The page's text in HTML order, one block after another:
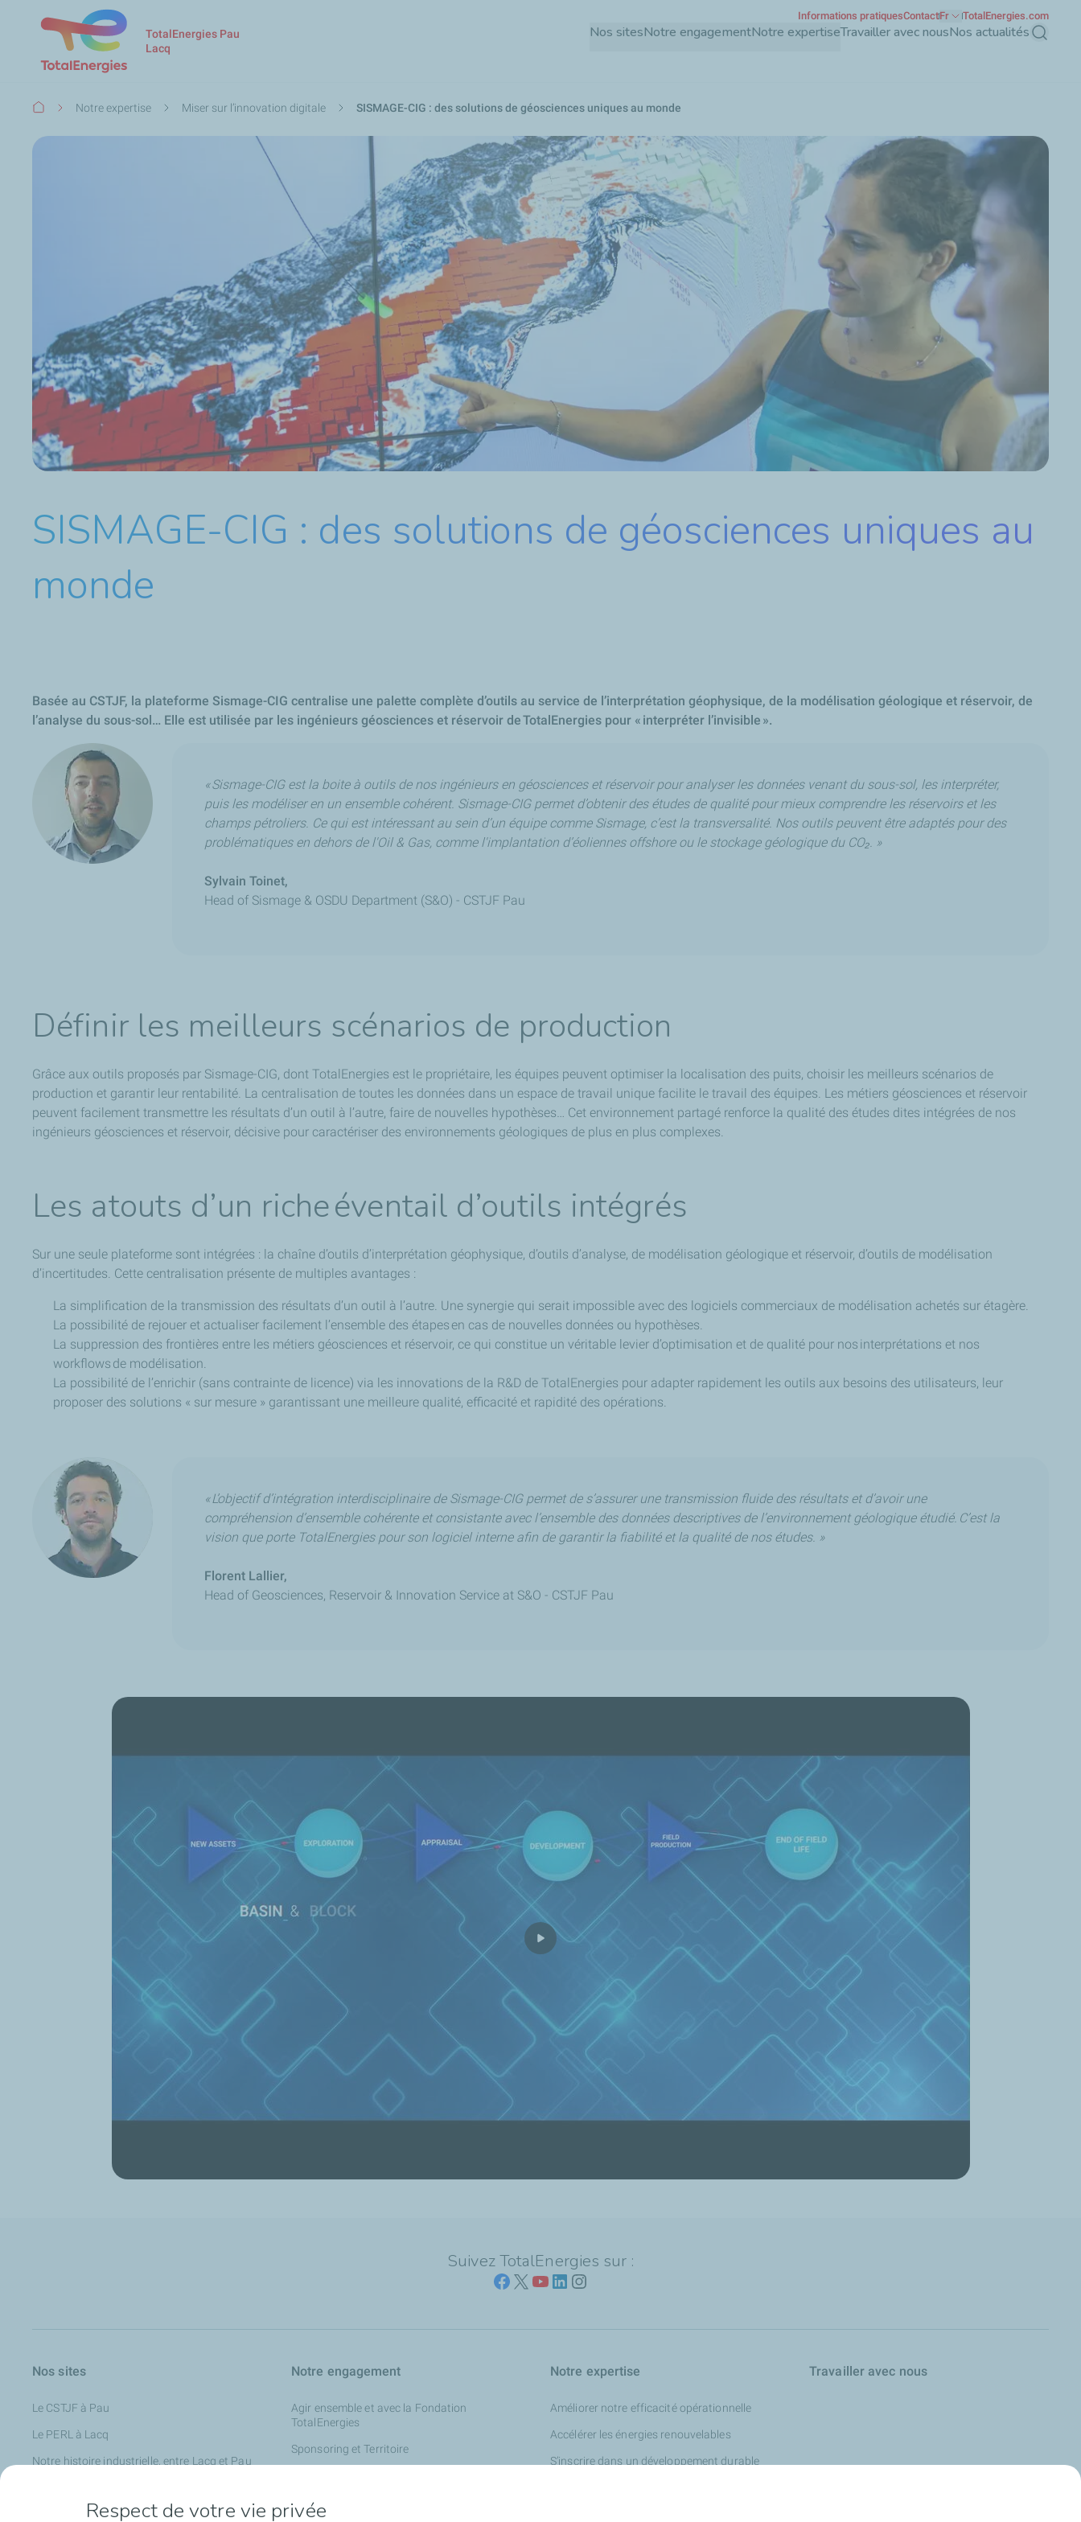
TotalEnergies Pau
Lacq
Nos sitesNotre engagementNotre expertiseTravailler avec nousNos actualités
Informations pratiquesContactFr TotalEnergies.com
Fil
Notre expertise Miser sur l’innovation digitale SISMAGE-CIG : des solutions de géosciences uniques au monde
SISMAGE-CIG : des solutions de géosciences uniques au
monde
Basée au CSTJF, la plateforme Sismage-CIG centralise une palette complète d’outils au service de l’interprétation géophysique, de la modélisation géologique et réservoir, de
l’analyse du sous-sol… Elle est utilisée par les ingénieurs géosciences et réservoir de TotalEnergies pour « interpréter l’invisible ».
« Sismage-CIG est la boite à outils de nos ingénieurs en géosciences et réservoir pour analyser les données venant du sous-sol, les interpréter,
puis les modéliser en un ensemble cohérent. Sismage-CIG permet d’obtenir des études de qualité pour mieux comprendre les réservoirs et les
champs pétroliers. Ce qui est intéressant au sein d’un équipe comme Sismage, c’est la transversalité. Nos outils peuvent être adaptés pour des
problématiques en dehors de l'Oil & Gas, comme l'implantation d’éoliennes offshore ou le stockage géologique du CO₂. »
Sylvain Toinet,
Head of Sismage & OSDU Department (S&O) - CSTJF Pau
Définir les meilleurs scénarios de production
Grâce aux outils proposés par Sismage-CIG, dont TotalEnergies est le propriétaire, les équipes peuvent optimiser la localisation des puits, choisir les meilleurs scénarios de
production et garantir leur rentabilité. La centralisation de toutes les données dans un espace de travail unique facilite le travail des équipes. Les métiers géosciences et réservoir
peuvent facilement transmettre les résultats d’un outil à l’autre, faire de nouvelles hypothèses… Cet environnement partagé renforce la qualité des études dites intégrées de nos
ingénieurs géosciences et réservoir, décisive pour caractériser des environnements géologiques de plus en plus complexes.
Les atouts d’un riche éventail d’outils intégrés
Sur une seule plateforme sont intégrées : la chaîne d’outils d’interprétation géophysique, d’outils d’analyse, de modélisation géologique et réservoir, d’outils de modélisation
d’incertitudes. Cette centralisation présente de multiples avantages :
La simplification de la transmission des résultats d’un outil à l’autre. Une synergie qui serait impossible avec des logiciels commerciaux de modélisation achetés sur étagère.
La possibilité de rejouer et actualiser facilement l’ensemble des étapes en cas de nouvelles données ou hypothèses.
La suppression des frontières entre les métiers géosciences et réservoir, ce qui constitue un véritable levier d’optimisation et de qualité pour nos interprétations et nos
workflows de modélisation.
La possibilité de l’enrichir (sans contrainte de licence) via les innovations de la R&D de TotalEnergies pour adapter rapidement les outils aux besoins des utilisateurs, leur
proposer des solutions « sur mesure » garantissant une meilleure qualité, efficacité et rapidité des opérations.
« L’objectif d’intégration interdisciplinaire de Sismage-CIG permet de s’assurer une transmission fluide des résultats et d’avoir une
compréhension d’ensemble cohérente et consistante avec l’ensemble des données descriptives de l’environnement géologique étudié. C’est la
vision que porte TotalEnergies pour son logiciel interne afin de garantir la fiabilité et la qualité de nos études. »
Florent Lallier,
Head of Geosciences, Reservoir & Innovation Service at S&O - CSTJF Pau
Suivez TotalEnergies sur :
Nos sites
Le CSTJF à Pau
Le PERL à Lacq
Notre histoire industrielle, entre Lacq et Pau
Notre engagement
Agir ensemble et avec la Fondation
TotalEnergies
Sponsoring et Territoire
Nouer des partenariats locaux
Notre expertise
Améliorer notre efficacité opérationnelle
Accélérer les énergies renouvelables
S’inscrire dans un développement durable
Travailler avec nous
Respect de votre vie privée